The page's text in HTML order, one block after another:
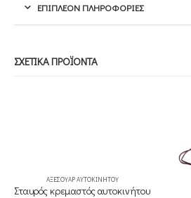
ΕΠΙΠΛΈΟΝ ΠΛΗΡΟΦΟΡΊΕΣ
ΣΧΕΤΙΚΆ ΠΡΟΪΌΝΤΑ
ΑΞΕΣΟΥΆΡ ΑΥΤΟΚΙΝΉΤΟΥ
Σταυρός κρεμαστός αυτοκινήτου